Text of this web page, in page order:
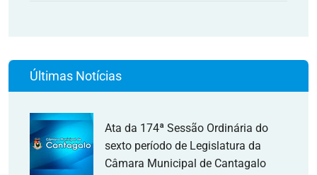
Últimas Notícias
Ata da 174ª Sessão Ordinária do
sexto período de Legislatura da
Câmara Municipal de Cantagalo